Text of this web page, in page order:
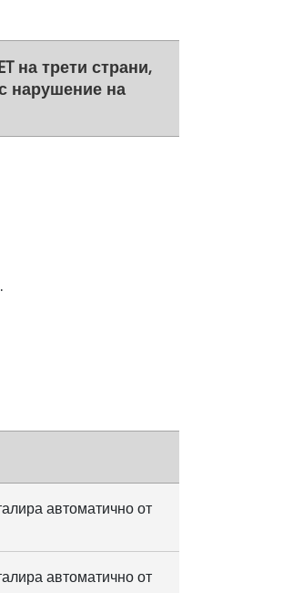
на трети страни,
нарушение на
автоматично от
автоматично от